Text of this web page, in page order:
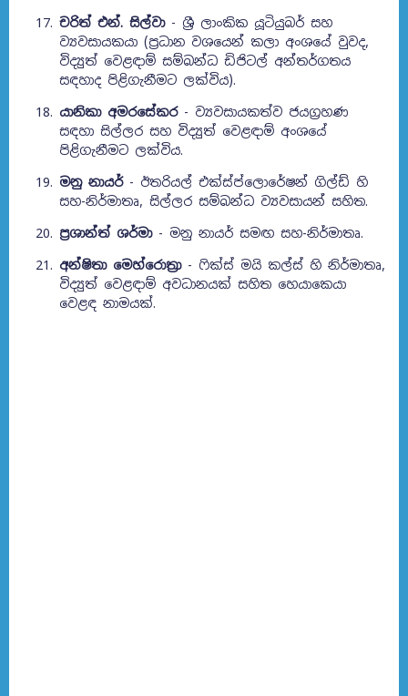
චරිත් එන්. සිල්වා- ශ්‍රී ලාංකික යූටියුබර් සහ
ව්‍යවසායකයා (ප්‍රධාන වශයෙන් කලා අංශයේ වුවද,
විද්‍යුත් වෙළඳාම් සම්බන්ධ ඩිජිටල් අන්තර්ගතය
සඳහාද පිළිගැනීමට ලක්විය).
යානිකා අමරසේකර- ව්‍යවසායකත්ව ජයග්‍රහණ
සඳහා සිල්ලර සහ විද්‍යුත් වෙළඳාම් අංශයේ
පිළිගැනීමට ලක්විය.
මනු නායර්- ඊතරියල් එක්ස්ප්ලොරේෂන් ගිල්ඩ් හි
සහ-නිර්මාතෘ, සිල්ලර සම්බන්ධ ව්‍යවසායන් සහිත.
ප්‍රශාන්ත් ශර්මා- මනු නායර් සමඟ සහ-නිර්මාතෘ.
අන්ෂිතා මෙහ්රොත්‍රා- ෆික්ස් මයි කල්ස් හි නිර්මාතෘ,
විද්‍යුත් වෙළඳාම් අවධානයක් සහිත හෙයාකෙයා
වෙළඳ නාමයක්.